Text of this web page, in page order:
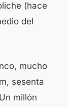
(hace
del
mucho
sesenta
millón